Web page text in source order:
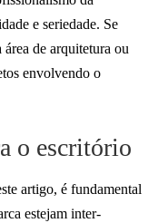
e seriedade. Se
de arquitetura ou
envolvendo o
o escritório
artigo, é fundamental
estejam inter-